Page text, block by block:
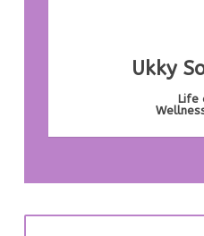
Ukky
Life